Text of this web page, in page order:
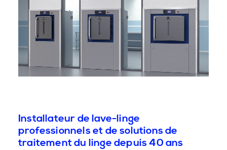
Installateur de lave-linge
professionnels et de solutions de
traitement du linge depuis 40 ans